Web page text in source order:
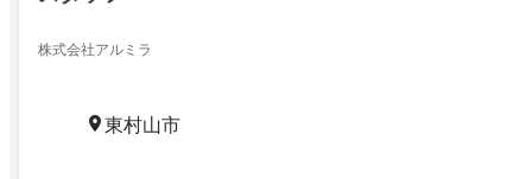
株式会社アルミラ
東村山市